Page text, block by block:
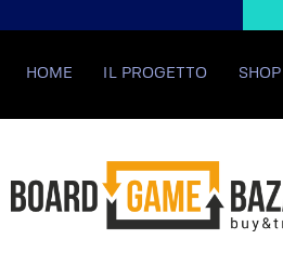
HOME IL PROGETTO SHOP